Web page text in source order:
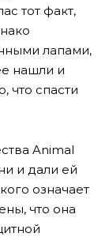
тот факт,
лапами,
нашли и
что спасти
Animal
и дали ей
означает
что она